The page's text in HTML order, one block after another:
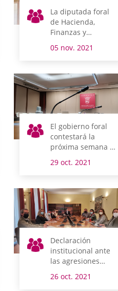
La diputada foral
de Hacienda,
Finanzas y
presidente del
Cuentas
comparecen el
lunes en comisión
05 nov. 2021
El gobierno foral
contestará la
próxima semana a
interpelaciones y
el pleno de control
29 oct. 2021
Declaración
institucional ante
las agresiones
Vitoria-Gasteiz
26 oct. 2021